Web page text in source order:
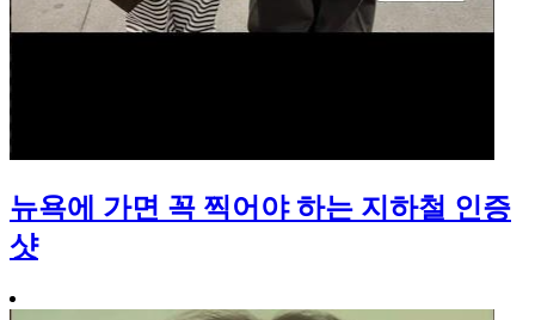
뉴욕에 가면 꼭 찍어야 하는 지하철 인증
샷